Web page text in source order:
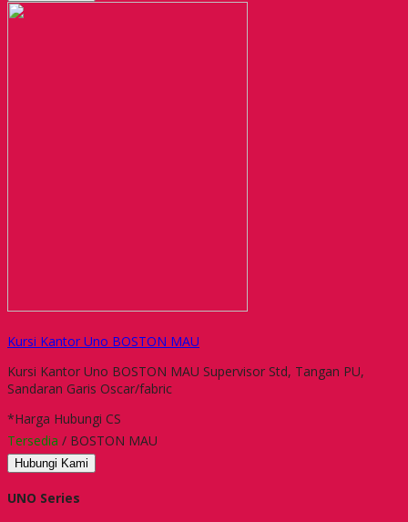
Kursi Kantor Uno BOSTON MAU
Kursi Kantor Uno BOSTON MAU Supervisor Std, Tangan PU,
Sandaran Garis Oscar/fabric
*Harga Hubungi CS
Tersedia / BOSTON MAU
Hubungi Kami
UNO Series